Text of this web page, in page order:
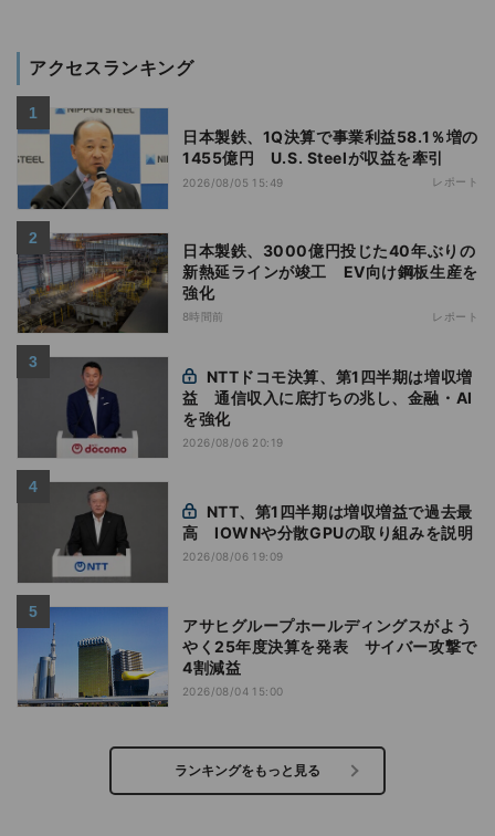
アクセスランキング
日本製鉄、1Q決算で事業利益58.1％増の
1455億円 U.S. Steelが収益を牽引
2026/08/05 15:49 レポート
日本製鉄、3000億円投じた40年ぶりの
新熱延ラインが竣工 EV向け鋼板生産を
強化
8時間前 レポート
益 通信収入に底打ちの兆し、金融・AI
を強化
2026/08/06 20:19
高 IOWNや分散GPUの取り組みを説明
2026/08/06 19:09
アサヒグループホールディングスがよう
やく25年度決算を発表 サイバー攻撃で
4割減益
2026/08/04 15:00
ランキングをもっと見る